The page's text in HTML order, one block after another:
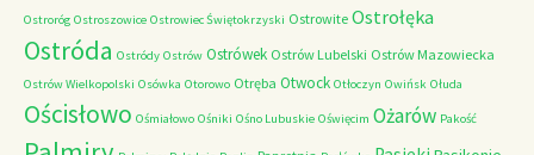
Ostroróg Ostroszowice Ostrowiec Świętokrzyski Ostrowite Ostrołęka
Ostróda Ostródy Ostrów Ostrówek Ostrów Lubelski Ostrów Mazowiecka
Ostrów Wielkopolski Osówka Otorowo Otręba Otwock Otłoczyn Owińsk Ołuda
Ościsłowo Ośmiałowo Ośniki Ośno Lubuskie Oświęcim Ożarów Pakość